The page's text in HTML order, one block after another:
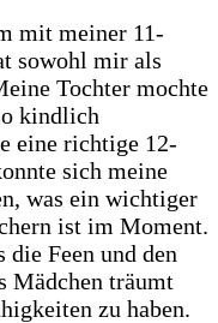
mit meiner 11-
sowohl mir als
Tochter mochte
kindlich
eine richtige 12-
sich meine
was ein wichtiger
ist im Moment.
die Feen und den
Mädchen träumt
zu haben.